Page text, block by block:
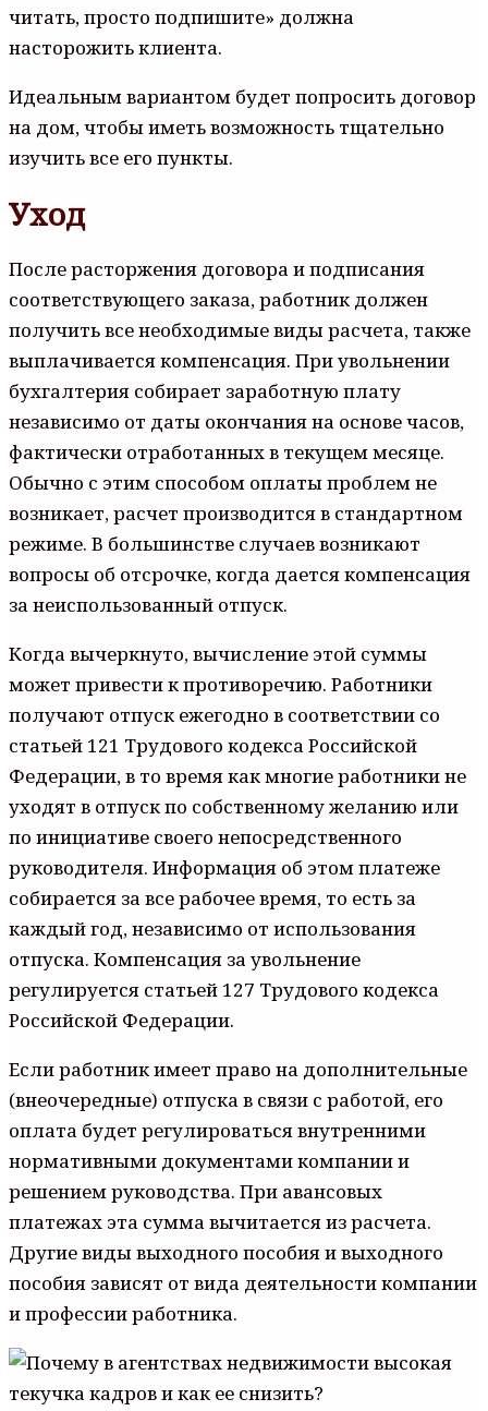
читать, просто подпишите» должна
насторожить клиента.
Идеальным вариантом будет попросить договор
на дом, чтобы иметь возможность тщательно
изучить все его пункты.
Уход
После расторжения договора и подписания
соответствующего заказа, работник должен
получить все необходимые виды расчета, также
выплачивается компенсация. При увольнении
бухгалтерия собирает заработную плату
независимо от даты окончания на основе часов,
фактически отработанных в текущем месяце.
Обычно с этим способом оплаты проблем не
возникает, расчет производится в стандартном
режиме. В большинстве случаев возникают
вопросы об отсрочке, когда дается компенсация
за неиспользованный отпуск.
Когда вычеркнуто, вычисление этой суммы
может привести к противоречию. Работники
получают отпуск ежегодно в соответствии со
статьей 121 Трудового кодекса Российской
Федерации, в то время как многие работники не
уходят в отпуск по собственному желанию или
по инициативе своего непосредственного
руководителя. Информация об этом платеже
собирается за все рабочее время, то есть за
каждый год, независимо от использования
отпуска. Компенсация за увольнение
регулируется статьей 127 Трудового кодекса
Российской Федерации.
Если работник имеет право на дополнительные
(внеочередные) отпуска в связи с работой, его
оплата будет регулироваться внутренними
нормативными документами компании и
решением руководства. При авансовых
платежах эта сумма вычитается из расчета.
Другие виды выходного пособия и выходного
пособия зависят от вида деятельности компании
и профессии работника.